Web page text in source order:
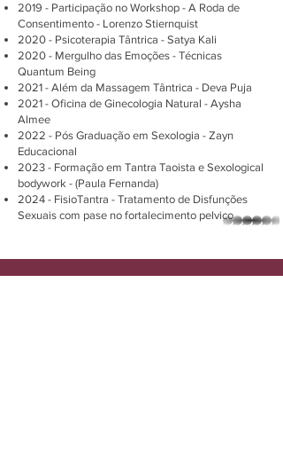
2019 - Participação no Workshop - A Roda de
Consentimento - Lorenzo Stiernquist
2020 - Psicoterapia Tântrica - Satya Kali
2020 - Mergulho das Emoções - Técnicas
Quantum Being
2021 - Além da Massagem Tântrica - Deva Puja
2021 - Oficina de Ginecologia Natural - Aysha
Almee
2022 - Pós Graduação em Sexologia - Zayn
Educacional
2023 - Formação em Tantra Taoista e Sexological
bodywork - (Paula Fernanda)
2024 - FisioTantra - Tratamento de Disfunções
Sexuais com pase no fortalecimento pelvicowhatsapp